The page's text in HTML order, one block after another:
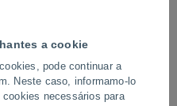
a cookie
pode continuar a
Neste caso, informamo-lo
necessários para